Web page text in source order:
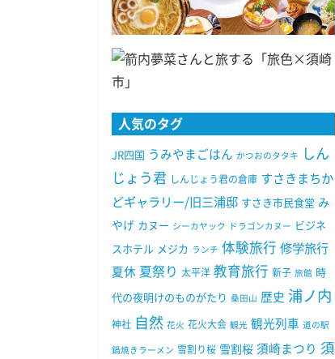
人気のタグ
JR四国 うみやまごはん かつおのタタキ
しん
じょう君
しんじょう君の倉庫 すさきまちか
どギャラリー/旧三浦邸 すさき市民食堂 み
やげ カヌー シーカヤック ドラゴンカヌー ビジネ
スホテル メジカ ランチ 体験旅行 修学旅行
夏休 夏祭り 太平洋 教育旅行 新子 旅館 時
代の夜明けのものがたり 桑田山 歴史 浦ノ内
神社 自然 花火 花火大会 観光 観光列車 道の駅
鍋焼きラーメン 雪割り桜 雪割桜 須崎まつり 須